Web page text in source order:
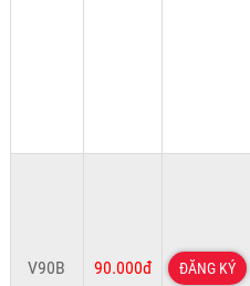
V90B 90.000đ ĐĂNG KÝ